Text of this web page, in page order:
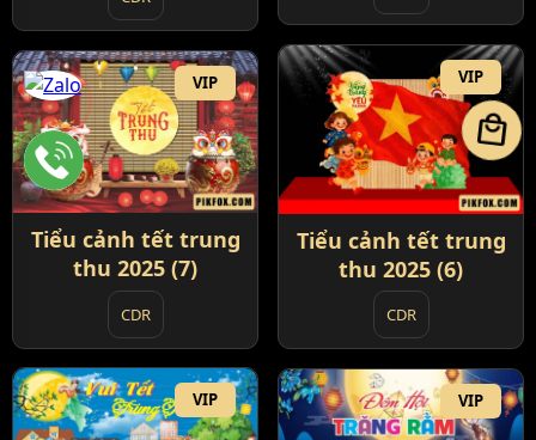
VIP
Tiểu cảnh tết trung
thu 2025 (6)
CDR
VIP
Tiểu cảnh tết trung
thu 2025 (7)
CDR
VIP VIP
local_mall